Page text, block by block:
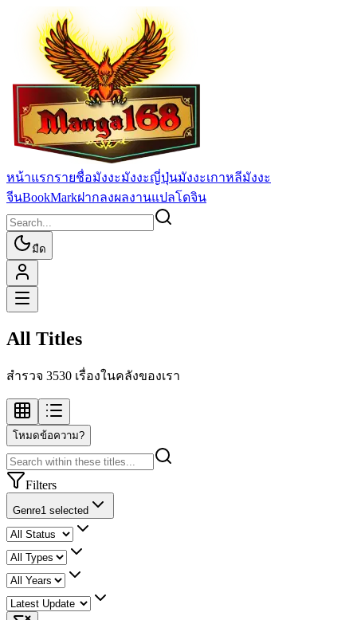
หน้าแรกรายชื่อมังงะมังงะญี่ปุ่นมังงะเกาหลีมังงะ
จีนBookMarkฝากลงผลงานแปลโดจิน
มืด
All Titles
สำรวจ 3530 เรื่องในคลังของเรา
โหมดข้อความ?
Filters
Genre1 selected